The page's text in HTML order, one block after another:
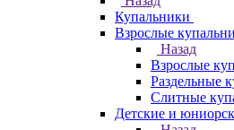
Купальники
Взрослые
Назад
Взрослые
Раздельные
Слитные
Детские и